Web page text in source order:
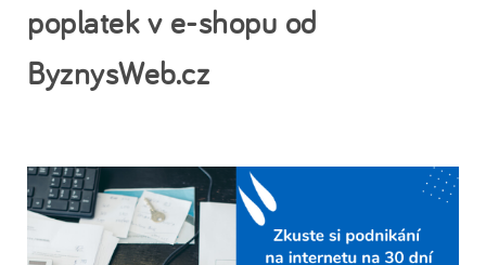
poplatek v e-shopu od
ByznysWeb.cz